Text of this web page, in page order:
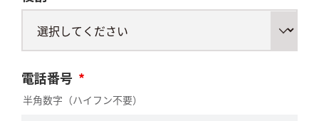
電話番号 *
半角数字（ハイフン不要）